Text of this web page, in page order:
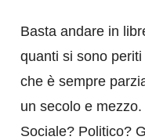
Basta andare in
quanti si sono
che è sempre
un secolo e
Sociale? Politico?